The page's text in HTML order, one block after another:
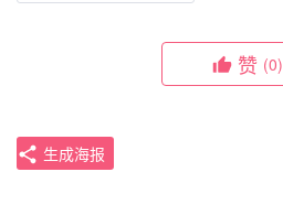
赞 (0)
生成海报